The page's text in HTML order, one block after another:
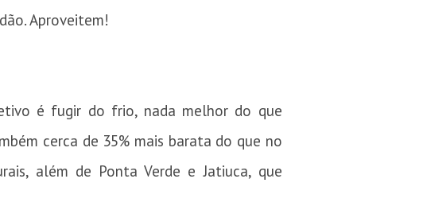
Aproveitem!
é fugir do frio, nada melhor do que
cerca de 35% mais barata do que no
além de Ponta Verde e Jatiuca, que